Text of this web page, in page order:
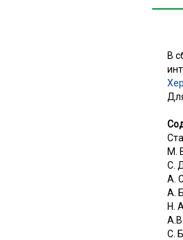
В
М.
С.
А.
А.
Н.
С.